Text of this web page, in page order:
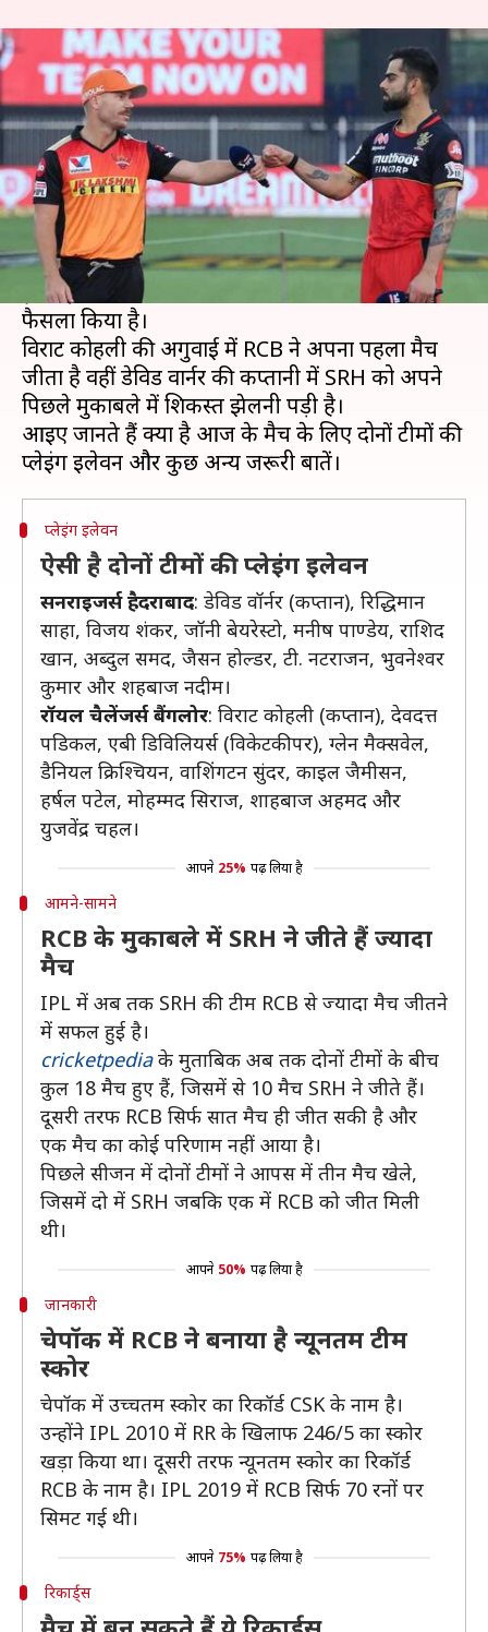
SRH बनाम RCB: टॉस जीतकर
हैदराबाद ने लिया गेंदबाजी का फैसला
लेखन अंकित पसबोला Apr 14, 2021 07:18 pm
क्या है खबर?
इंडियन प्रीमियर लीग (IPL) 2021 के छठवें मैच में
सनराइजर्स हैदराबाद (SRH) ने रॉयल चैलेंजर्स बैंगलोर
(RCB) के खिलाफ टॉस जीतकर पहले गेंदबाजी करने का
फैसला किया है।
विराट कोहली की अगुवाई में RCB ने अपना पहला मैच
जीता है वहीं डेविड वार्नर की कप्तानी में SRH को अपने
पिछले मुकाबले में शिकस्त झेलनी पड़ी है।
आइए जानते हैं क्या है आज के मैच के लिए दोनों टीमों की
प्लेइंग इलेवन
ऐसी है दोनों टीमों की प्लेइंग इलेवन
सनराइजर्स हैदराबाद: डेविड वॉर्नर (कप्तान), रिद्धिमान
साहा, विजय शंकर, जॉनी बेयरेस्टो, मनीष पाण्डेय, राशिद
खान, अब्दुल समद, जैसन होल्डर, टी. नटराजन, भुवनेश्वर
कुमार और शहबाज नदीम।
रॉयल चैलेंजर्स बैंगलोर: विराट कोहली (कप्तान), देवदत्त
पडिकल, एबी डिविलियर्स (विकेटकीपर), ग्लेन मैक्सवेल,
डैनियल क्रिश्चियन, वाशिंगटन सुंदर, काइल जैमीसन,
हर्षल पटेल, मोहम्मद सिराज, शाहबाज अहमद और
युजवेंद्र चहल।
आपने 25% पढ़ लिया है
आमने-सामने
RCB के मुकाबले में SRH ने जीते हैं ज्यादा
मैच
IPL में अब तक SRH की टीम RCB से ज्यादा मैच जीतने
में सफल हुई है।
cricketpediaके मुताबिक अब तक दोनों टीमों के बीच
कुल 18 ​मैच हुए हैं, जिसमें से 10 मैच SRH ने जीते हैं।
दूसरी तरफ RCB सिर्फ सात मैच ही जीत सकी है और
एक मैच का कोई परिणाम नहीं आया है।
पिछले सीजन में दोनों टीमों ने आपस में तीन मैच खेले,
जिसमें दो में SRH जबकि एक में RCB को जीत मिली
थी।
आपने 50% पढ़ लिया है
जानकारी
चेपॉक में RCB ने बनाया है न्यूनतम टीम
स्कोर
चेपॉक में उच्चतम स्कोर का रिकॉर्ड CSK के नाम है।
उन्होंने IPL 2010 में RR के खिलाफ 246/5 का स्कोर
खड़ा किया था। दूसरी तरफ न्यूनतम स्कोर का रिकॉर्ड
RCB के नाम है। IPL 2019 में RCB सिर्फ 70 रनों पर
सिमट गई थी।
आपने 75% पढ़ लिया है
रिकार्ड्स